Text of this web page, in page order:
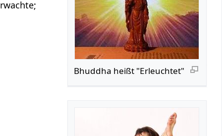
Bhuddha heißt "Erleuchtet"